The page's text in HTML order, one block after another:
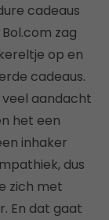
cadeaus
zag
op en
cadeaus.
aandacht
het een
inhaker
dus
zich met
En dat gaat